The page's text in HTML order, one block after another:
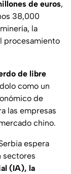
de euros,
38,000
la
procesamiento
de libre
como un
de
las empresas
chino.
espera
sectores
(IA), la